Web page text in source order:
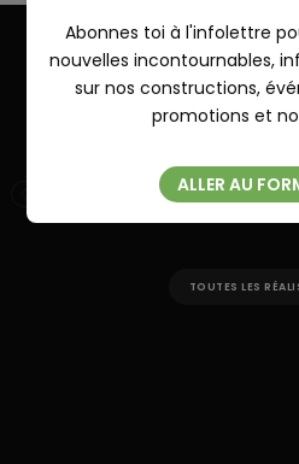
Autres
SUR MESURE 28′ X
TOUTES LES
Abonnes toi à l'infolettre
nouvelles incontournables,
sur nos constructions,
promotions et
ALLER AU
Fermer